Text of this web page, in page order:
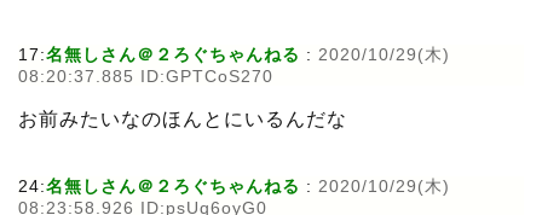
17:名無しさん＠２ろぐちゃんねる : 2020/10/29(木)
08:20:37.885 ID:GPTCoS270
お前みたいなのほんとにいるんだな
24:名無しさん＠２ろぐちゃんねる : 2020/10/29(木)
08:23:58.926 ID:psUq6oyG0